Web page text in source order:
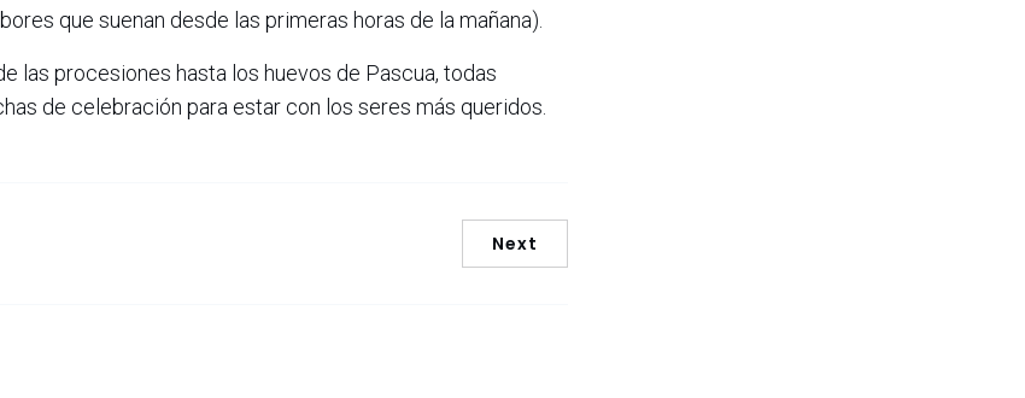
que suenan desde las primeras horas de la mañana).
las procesiones hasta los huevos de Pascua, todas
de celebración para estar con los seres más queridos.
Next